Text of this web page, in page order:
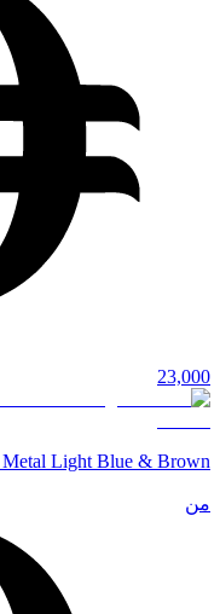
23,000
Light Blue & Brown
من